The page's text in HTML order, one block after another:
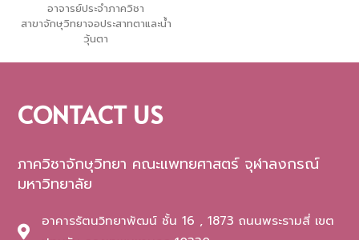
อาจารย์ประจำภาควิชา
สาขาจักษุวิทยาจอประสาทตาและน้ำ
วุ้นตา
CONTACT US
ภาควิชาจักษุวิทยา คณะแพทยศาสตร์ จุฬาลงกรณ์
มหาวิทยาลัย
อาคารรัตนวิทยาพัฒน์ ชั้น 16 , 1873 ถนนพระรามสี่ เขต